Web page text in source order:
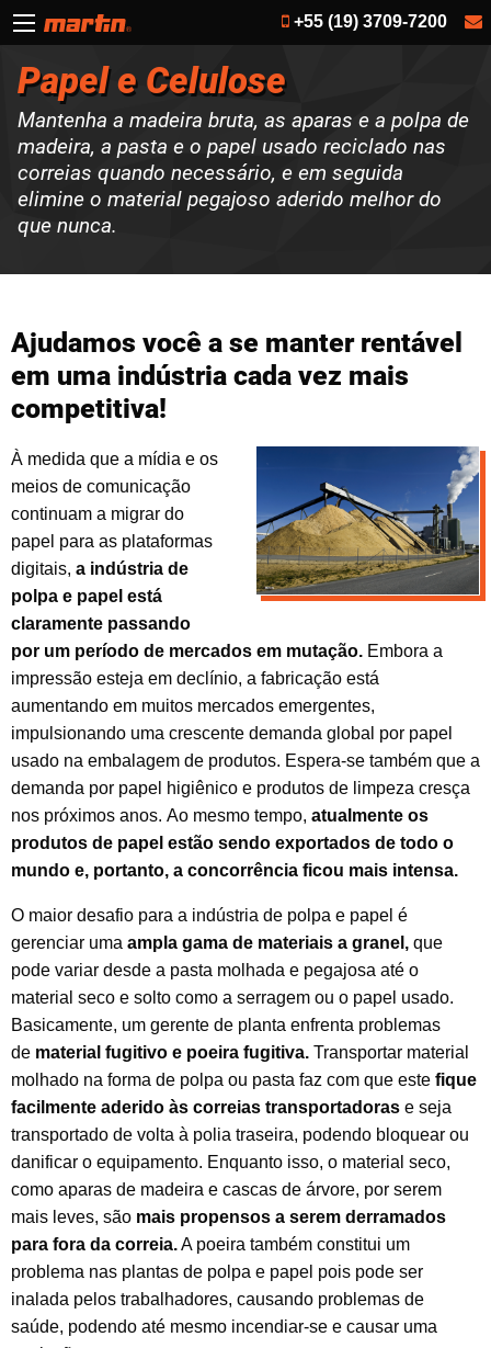
+55 (19) 3709-7200
Papel e Celulose
Mantenha a madeira bruta, as aparas e a polpa de
madeira, a pasta e o papel usado reciclado nas
correias quando necessário, e em seguida
elimine o material pegajoso aderido melhor do
que nunca.
Ajudamos você a se manter rentável
em uma indústria cada vez mais
competitiva!
À medida que a mídia e os
meios de comunicação
continuam a migrar do
papel para as plataformas
digitais, a indústria de
polpa e papel está
claramente passando
por um período de mercados em mutação. Embora a
impressão esteja em declínio, a fabricação está
aumentando em muitos mercados emergentes,
impulsionando uma crescente demanda global por papel
usado na embalagem de produtos. Espera-se também que a
demanda por papel higiênico e produtos de limpeza cresça
nos próximos anos. Ao mesmo tempo, atualmente os
produtos de papel estão sendo exportados de todo o
mundo e, portanto, a concorrência ficou mais intensa.
O maior desafio para a indústria de polpa e papel é
gerenciar uma ampla gama de materiais a granel, que
pode variar desde a pasta molhada e pegajosa até o
material seco e solto como a serragem ou o papel usado.
Basicamente, um gerente de planta enfrenta problemas
de material fugitivo e poeira fugitiva. Transportar material
molhado na forma de polpa ou pasta faz com que este fique
facilmente aderido às correias transportadoras e seja
transportado de volta à polia traseira, podendo bloquear ou
danificar o equipamento. Enquanto isso, o material seco,
como aparas de madeira e cascas de árvore, por serem
mais leves, são mais propensos a serem derramados
para fora da correia.A poeira também constitui um
problema nas plantas de polpa e papel pois pode ser
inalada pelos trabalhadores, causando problemas de
saúde, podendo até mesmo incendiar-se e causar uma